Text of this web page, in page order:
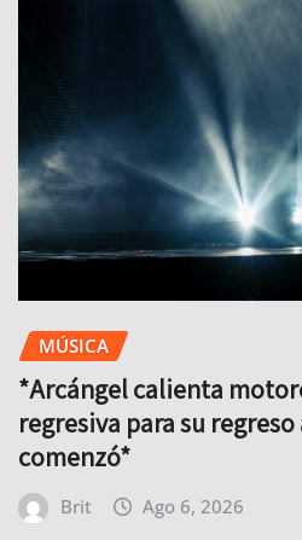
MÚSICA
*Arcángel calienta
regresiva para su regreso
comenzó*
Brit Ago 6, 2026